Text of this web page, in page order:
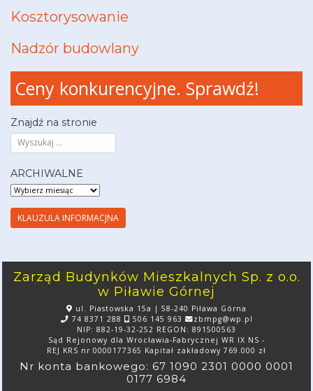
Kosztorysowanie
Nadzór budowlany
Ceny konkurencyjne. Sprawdź!
Znajdź na stronie
ARCHIWALNE
ARCHIWALNE
KLAUZULA INFORMACJNA
Zarząd Budynków Mieszkalnych Sp. z o.o.
w Piławie Górnej
ul. Piastowska 15a | 58-240 Piława Górna
74 8371 288
506 145 963
zbmpg@wp.pl
NIP: 882-19-32-252 REGON: 891500563
Sąd Rejonowy dla Wrocławia-Fabrycznej WR IX NS -
REJ KRS nr 0000177365 Kapitał zakładowy 769.000 zł
Nr konta bankowego: 67 1090 2301 0000 0001
0177 6984